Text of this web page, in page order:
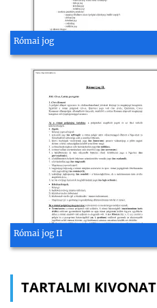
Római jog
Római jog II
TARTALMI KIVONAT